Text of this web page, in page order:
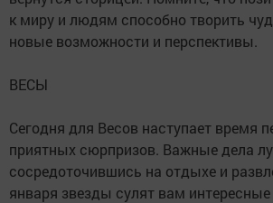
к миру и людям способно творить
новые возможности и перспективы.
ВЕСЫ
Сегодня для Весов наступает время
приятных сюрпризов. Важные дела
сосредоточившись на отдыхе и
января звезды сулят вам